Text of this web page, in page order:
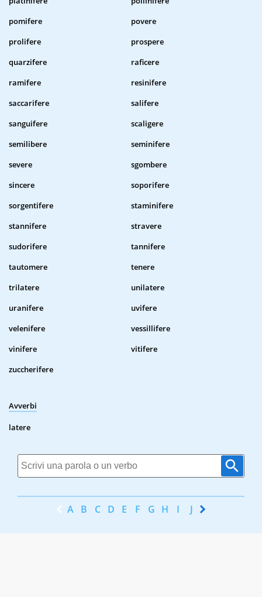
pomifere
povere
prolifere
prospere
quarzifere
raficere
ramifere
resinifere
saccarifere
salifere
sanguifere
scaligere
semilibere
seminifere
severe
sgombere
sincere
soporifere
sorgentifere
staminifere
stannifere
stravere
sudorifere
tannifere
tautomere
tenere
trilatere
unilatere
uranifere
uvifere
velenifere
vessillifere
vinifere
vitifere
zuccherifere
Avverbi
latere
A B C D E F G H I J K